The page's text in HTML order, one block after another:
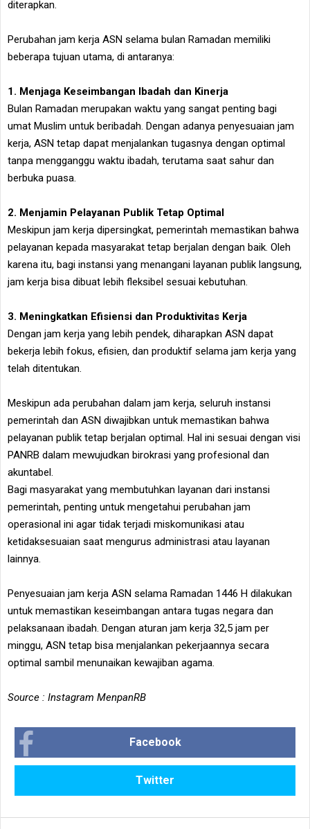
diterapkan.
Perubahan jam kerja ASN selama bulan Ramadan memiliki
beberapa tujuan utama, di antaranya:
1. Menjaga Keseimbangan Ibadah dan Kinerja
Bulan Ramadan merupakan waktu yang sangat penting bagi
umat Muslim untuk beribadah. Dengan adanya penyesuaian jam
kerja, ASN tetap dapat menjalankan tugasnya dengan optimal
tanpa mengganggu waktu ibadah, terutama saat sahur dan
berbuka puasa.
2. Menjamin Pelayanan Publik Tetap Optimal
Meskipun jam kerja dipersingkat, pemerintah memastikan bahwa
pelayanan kepada masyarakat tetap berjalan dengan baik. Oleh
karena itu, bagi instansi yang menangani layanan publik langsung,
jam kerja bisa dibuat lebih fleksibel sesuai kebutuhan.
3. Meningkatkan Efisiensi dan Produktivitas Kerja
Dengan jam kerja yang lebih pendek, diharapkan ASN dapat
bekerja lebih fokus, efisien, dan produktif selama jam kerja yang
telah ditentukan.
Meskipun ada perubahan dalam jam kerja, seluruh instansi
pemerintah dan ASN diwajibkan untuk memastikan bahwa
pelayanan publik tetap berjalan optimal. Hal ini sesuai dengan visi
PANRB dalam mewujudkan birokrasi yang profesional dan
akuntabel.
Bagi masyarakat yang membutuhkan layanan dari instansi
pemerintah, penting untuk mengetahui perubahan jam
operasional ini agar tidak terjadi miskomunikasi atau
ketidaksesuaian saat mengurus administrasi atau layanan
lainnya.
Penyesuaian jam kerja ASN selama Ramadan 1446 H dilakukan
untuk memastikan keseimbangan antara tugas negara dan
pelaksanaan ibadah. Dengan aturan jam kerja 32,5 jam per
minggu, ASN tetap bisa menjalankan pekerjaannya secara
optimal sambil menunaikan kewajiban agama.
Source : Instagram MenpanRB
Facebook
Twitter